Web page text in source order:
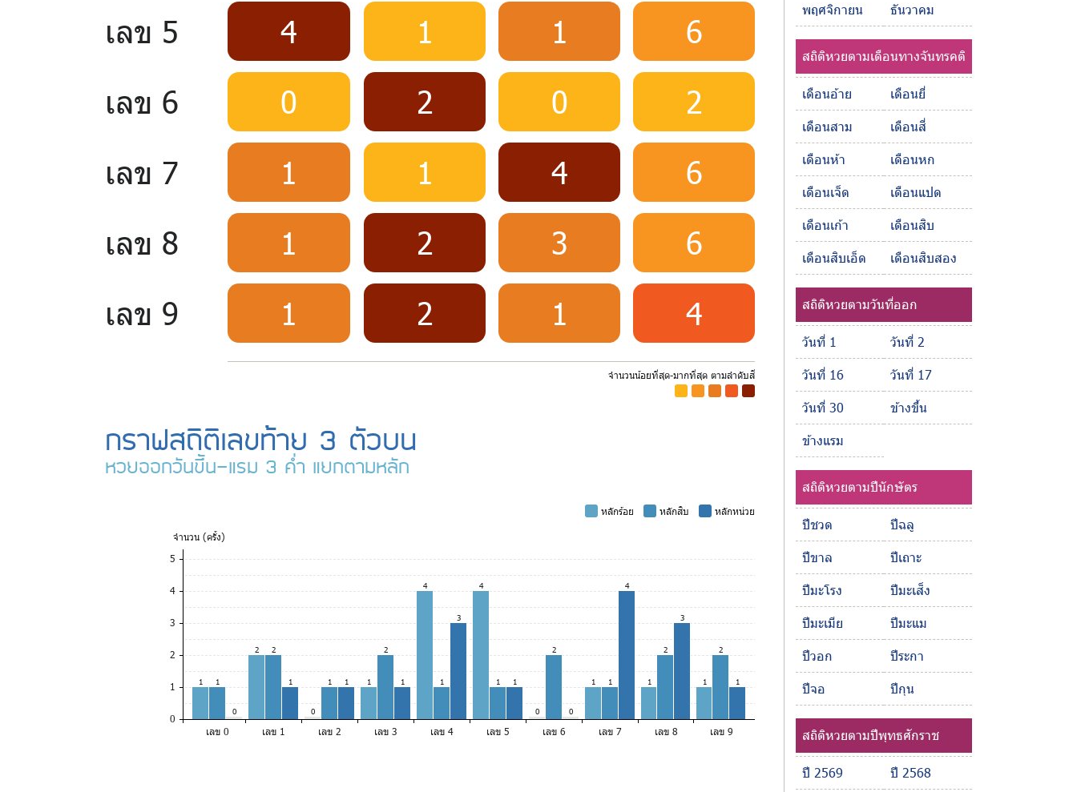
เลข 5
4 1 1
6
เลข 6
0 2 0
2
เลข 7
1 1 4
6
เลข 8
1 2 3
6
เลข 9
1 2 1 4
จำนวนน้อยที่สุด-มากที่สุด ตามลำดับสี
กราฟสถิติเลขท้าย 3 ตัวบน
หวยออกวันขึ้น-แรม 3 ค่ำ แยกตามหลัก
หลักร้อย หลักสิบ
หลักหน่วย
จำนวน (ครั้ง)
5
4
3
2
1
0
1 1
0
2 2
1
0
1 1 1
2
1
4
1
3
4
1 1
0
2
0
1 1
4
1
2
3
1
2
1
เลข 0 เลข 1 เลข 2 เลข 3 เลข 4 เลข 5 เลข 6 เลข 7 เลข 8 เลข 9
พฤศจิกายน
ธันวาคม
สถิติหวยตามเดือนทางจันทรคติ
เดือนอ้าย
เดือนยี่
เดือนสาม
เดือนสี่
เดือนห้า
เดือนหก
เดือนเจ็ด
เดือนแปด
เดือนเก้า
เดือนสิบ
เดือนสิบเอ็ด
เดือนสิบสอง
สถิติหวยตามวันที่ออก
วันที่ 1
วันที่ 2
วันที่ 16
วันที่ 17
วันที่ 30
ข้างขึ้น
ข้างแรม
สถิติหวยตามปีนักษัตร
ปีชวด
ปีฉลู
ปีขาล
ปีเถาะ
ปีมะโรง
ปีมะเส็ง
ปีมะเมีย
ปีมะแม
ปีวอก
ปีระกา
ปีจอ
ปีกุน
สถิติหวยตามปีพุทธศักราช
ปี 2569
ปี 2568